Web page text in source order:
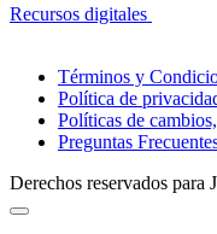
Recursos digitales
Términos y
Política de
Políticas de
Preguntas
Derechos reservados